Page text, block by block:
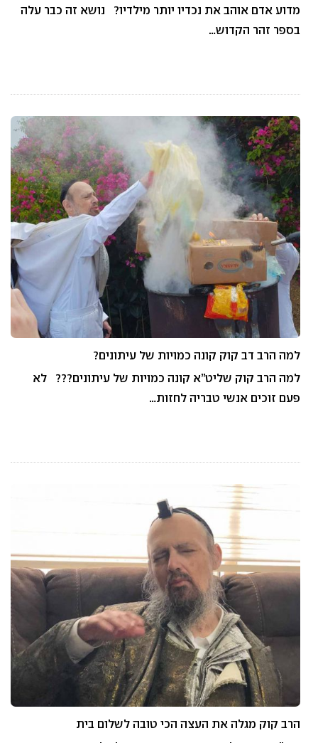
מדוע אדם אוהב את נכדיו יותר מילדיו? נושא זה כבר עלה
בספר זהר הקדוש…
למה הרב דב קוק קונה כמויות של עיתונים?
למה הרב קוק שליט”א קונה כמויות של עיתונים??? לא
פעם זוכים אנשי טבריה לחזות…
הרב קוק מגלה את העצה הכי טובה לשלום בית